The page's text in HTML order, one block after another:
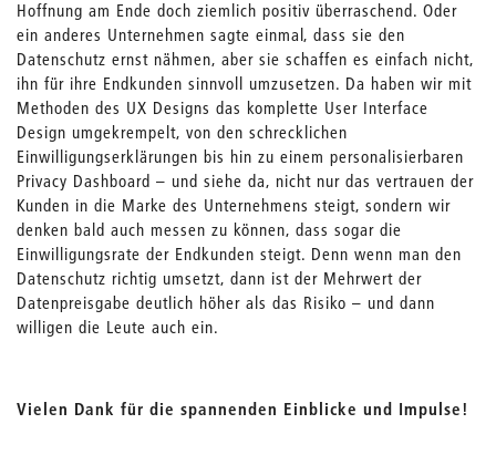
Hoffnung am Ende doch ziemlich positiv überraschend. Oder
ein anderes Unternehmen sagte einmal, dass sie den
Datenschutz ernst nähmen, aber sie schaffen es einfach nicht,
ihn für ihre Endkunden sinnvoll umzusetzen. Da haben wir mit
Methoden des UX Designs das komplette User Interface
Design umgekrempelt, von den schrecklichen
Einwilligungserklärungen bis hin zu einem personalisierbaren
Privacy Dashboard – und siehe da, nicht nur das vertrauen der
Kunden in die Marke des Unternehmens steigt, sondern wir
denken bald auch messen zu können, dass sogar die
Einwilligungsrate der Endkunden steigt. Denn wenn man den
Datenschutz richtig umsetzt, dann ist der Mehrwert der
Datenpreisgabe deutlich höher als das Risiko – und dann
willigen die Leute auch ein.
Vielen Dank für die spannenden Einblicke und Impulse!